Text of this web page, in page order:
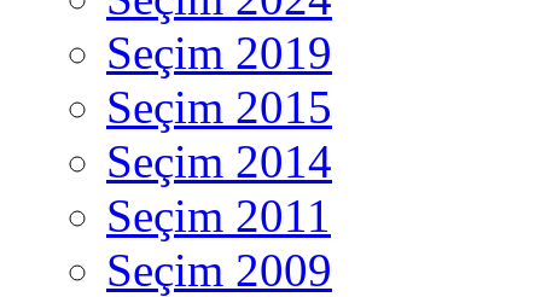
Seçim 2019
Seçim 2015
Seçim 2014
Seçim 2011
Seçim 2009